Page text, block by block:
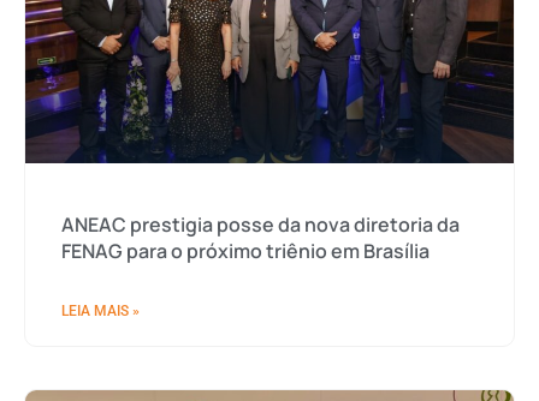
ANEAC prestigia posse da nova diretoria da
FENAG para o próximo triênio em Brasília
LEIA MAIS »